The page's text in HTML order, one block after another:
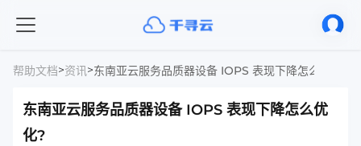
帮助文档>资讯>东南亚云服务品质器设备 IOPS 表现下降怎么优化?
东南亚云服务品质器设备 IOPS 表现下降怎么优
化?